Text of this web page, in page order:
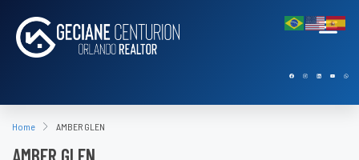
Home AMBER GLEN
AMBER GLEN